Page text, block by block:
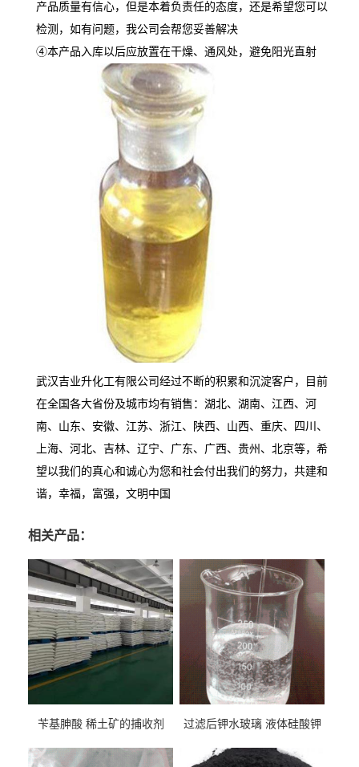
产品质量有信心，但是本着负责任的态度，还是希望您可以
检测，如有问题，我公司会帮您妥善解决
④本产品入库以后应放置在干燥、通风处，避免阳光直射
武汉吉业升化工有限公司经过不断的积累和沉淀客户，目前
在全国各大省份及城市均有销售：湖北、湖南、江西、河
南、山东、安徽、江苏、浙江、陕西、山西、重庆、四川、
上海、河北、吉林、辽宁、广东、广西、贵州、北京等，希
望以我们的真心和诚心为您和社会付出我们的努力，共建和
谐，幸福，富强，文明中国
相关产品：
苄基胂酸 稀土矿的捕收剂 过滤后钾水玻璃 液体硅酸钾